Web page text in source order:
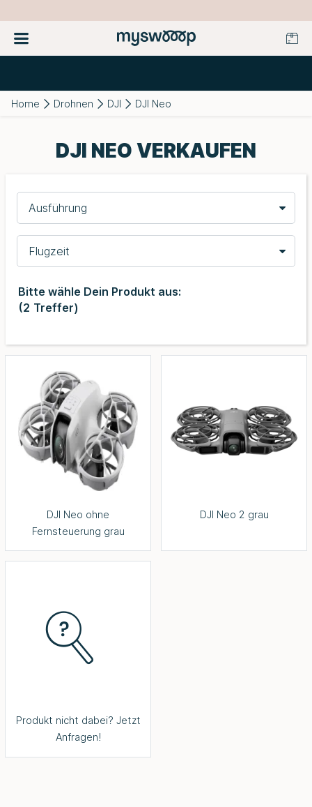
Home Drohnen DJI DJI Neo
DJI NEO VERKAUFEN
Ausführung
Flugzeit
Bitte wähle Dein Produkt aus:
(2 Treffer)
DJI Neo ohne
Fernsteuerung grau
DJI Neo 2 grau
Produkt nicht dabei? Jetzt
Anfragen!